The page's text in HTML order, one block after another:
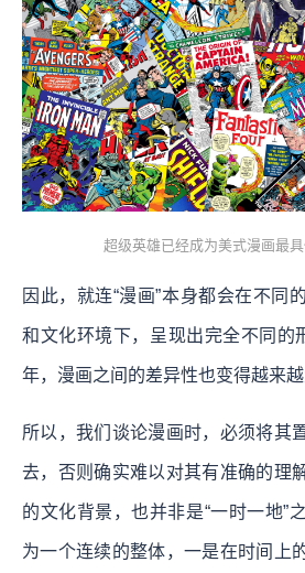
超级英雄已经成为美式漫画最
因此，就连“漫画”本身都会在不同
和文化环境下，呈现出完全不同的
年，漫画之间的差异性也变得越来越
所以，我们谈论漫画时，必须将其
去，否则确实难以对其有准确的理
的文化背景，也并非是“一时一地”
为一个连续的整体，一是在时间上